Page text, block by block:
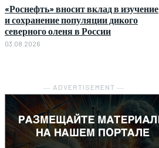
«Роснефть» вносит вклад в изучение
и сохранение популяции дикого
северного оленя в России
03.08.2026
― ADVERTISEMENT ―